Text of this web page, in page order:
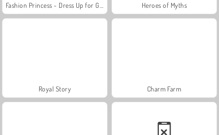
Heroes of Myths
Royal Story Charm Farm